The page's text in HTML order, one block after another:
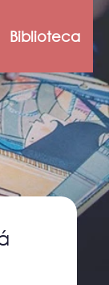
Biblioteca